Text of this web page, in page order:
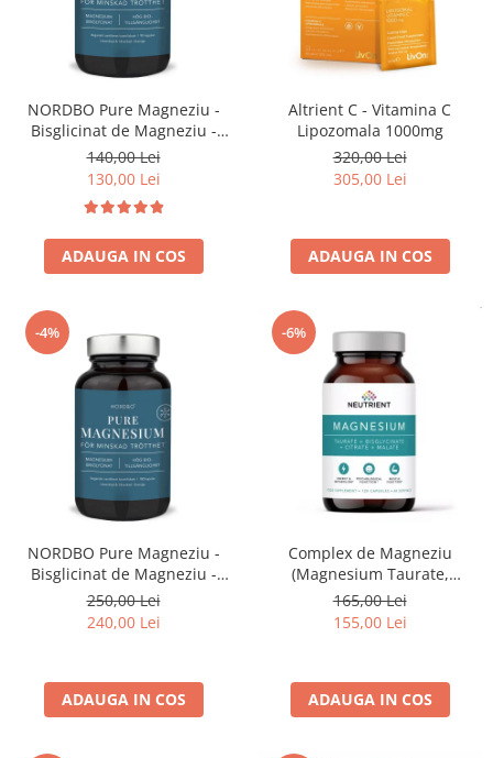
NORDBO Pure Magneziu -
Bisglicinat de Magneziu -
Vegan - 90 capsule
140,00 Lei
130,00 Lei
ADAUGA IN COS
Altrient C - Vitamina C
Lipozomala 1000mg
320,00 Lei
305,00 Lei
ADAUGA IN COS
-4%
NORDBO Pure Magneziu -
Bisglicinat de Magneziu -
Vegan - 180 capsule
250,00 Lei
240,00 Lei
ADAUGA IN COS
-6%
Complex de Magneziu
(Magnesium Taurate,
Bisglycinate, Citrate, Malate,
Oxide) - 120 capsule
165,00 Lei
155,00 Lei
ADAUGA IN COS